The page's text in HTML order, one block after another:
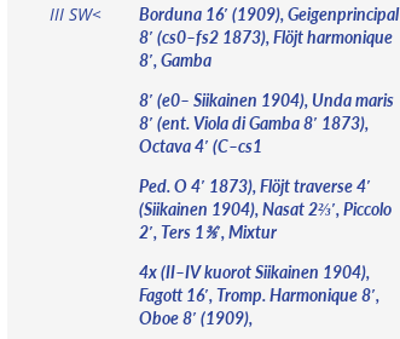
III SW<
Borduna 16′ (1909), Geigenprincipal
8′ (cs0–fs2 1873), Flöjt harmonique
8′, Gamba
8′ (e0– Siikainen 1904), Unda maris
8′ (ent. Viola di Gamba 8′ 1873),
Octava 4′ (C–cs1
Ped. O 4′ 1873), Flöjt traverse 4′
(Siikainen 1904), Nasat 2⅔′, Piccolo
2′, Ters 1⅗′, Mixtur
4x (II–IV kuorot Siikainen 1904),
Fagott 16′, Tromp. Harmonique 8′,
Oboe 8′ (1909),